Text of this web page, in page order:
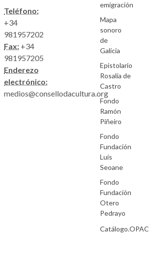
Teléfono:
+34
981957202
Fax: +34
981957205
Enderezo
electrónico:
medios@consellodacultura.org
emigración
Mapa
sonoro
de
Galicia
Epistolario
Rosalía de
Castro
Fondo
Ramón
Piñeiro
Fondo
Fundación
Luís
Seoane
Fondo
Fundación
Otero
Pedrayo
Catálogo.OPAC